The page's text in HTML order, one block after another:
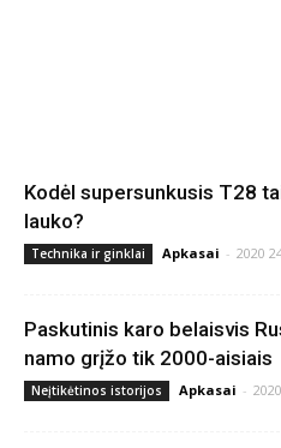
Kodėl supersunkusis T28
lauko?
Technika ir ginklai Apkasai - 2020
Paskutinis karo belaisvis
namo grįžo tik 2000-aisiais
Neįtikėtinos istorijos Apkasai -